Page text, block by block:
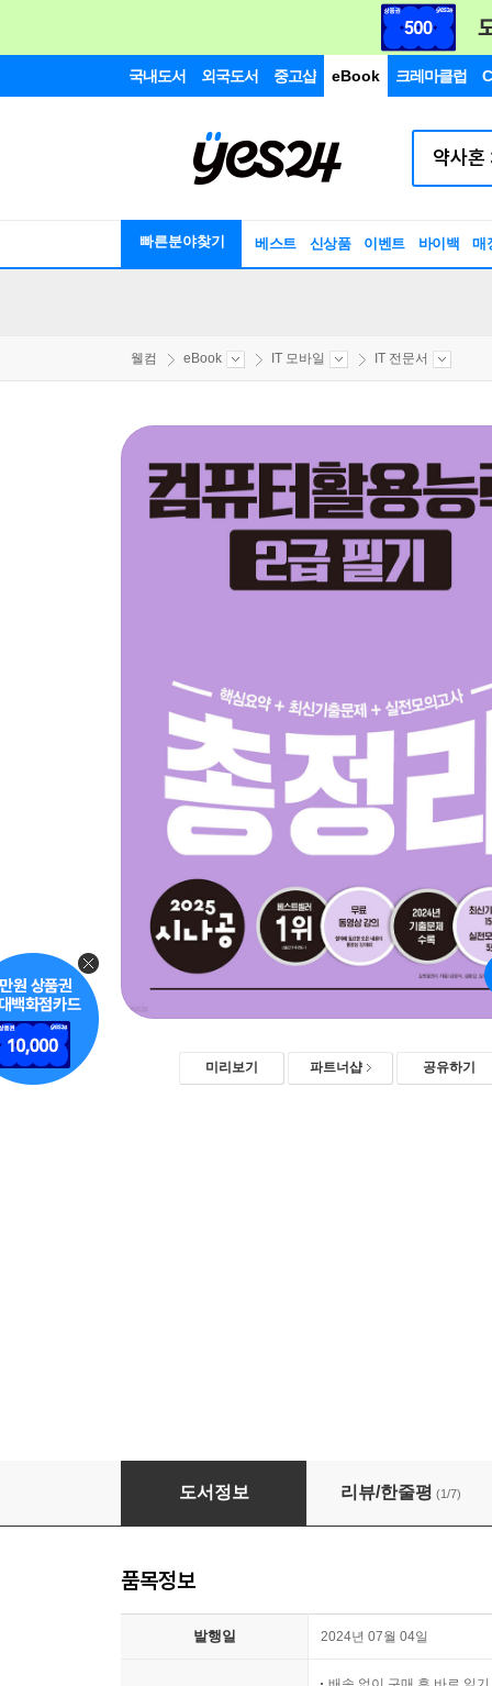
국내도서 외국도서 중고샵 eBook 크레마클럽
빠른분야찾기 베스트 신상품 이벤트 바이백 매
웰컴 eBook IT 모바일 IT 전문서
미리보기 파트너샵 공유하기
2025 시나공 컴퓨터활용능력 2급 필기 총정리
도서정보 리뷰/한줄평 (1/7)
품목정보
발행일 2024년 07월 04일